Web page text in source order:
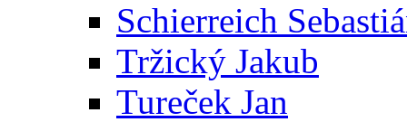
Schierreich
Tržický Jakub
Tureček Jan